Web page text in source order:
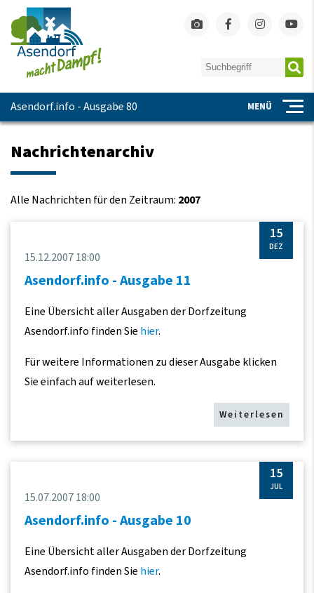
Asendorf.info - Ausgabe 80 MENÜ
Nachrichtenarchiv
Alle Nachrichten für den Zeitraum: 2007
15
DEZ
15.12.2007 18:00
Asendorf.info - Ausgabe 11
Eine Übersicht aller Ausgaben der Dorfzeitung
Asendorf.info finden Sie hier.
Für weitere Informationen zu dieser Ausgabe klicken
Sie einfach auf weiterlesen.
Weiterlesen
15
JUL
15.07.2007 18:00
Asendorf.info - Ausgabe 10
Eine Übersicht aller Ausgaben der Dorfzeitung
Asendorf.info finden Sie hier.